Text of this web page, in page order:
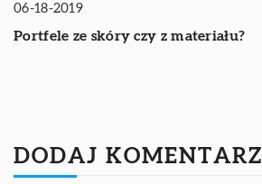
06-18-2019
Portfele ze skóry czy z materiału?
DODAJ KOMENTARZ